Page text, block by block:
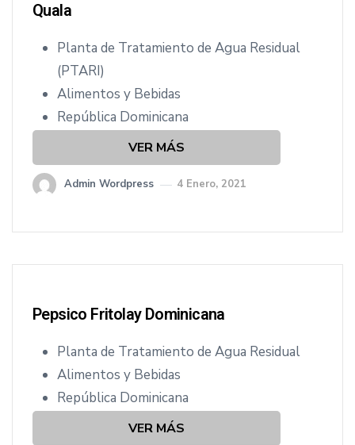
Quala
Planta de Tratamiento de Agua Residual
(PTARI)
Alimentos y Bebidas
República Dominicana
VER MÁS
Admin Wordpress 4 Enero, 2021
Pepsico Fritolay Dominicana
Planta de Tratamiento de Agua Residual
Alimentos y Bebidas
República Dominicana
VER MÁS